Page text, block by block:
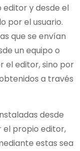
y desde el
por el usuario.
que se envían
un equipo o
el editor, sino por
a través
desde
el propio editor,
estas sea